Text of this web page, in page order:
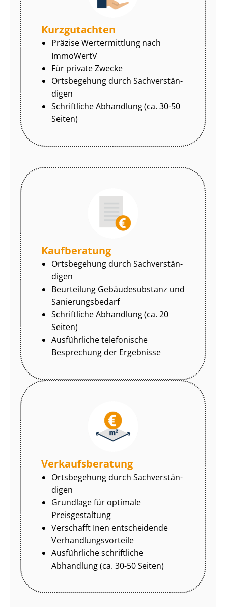
Kurzgutachten
Präzise Wertermittlung nach
ImmoWertV
Für private Zwecke
Ortsbegehung durch Sach­ver­stän­
di­gen
Schriftliche Abhandlung (ca. 30-50
Seiten)
Kaufberatung
Ortsbegehung durch Sach­ver­stän­
di­gen
Beurteilung Gebäudesubstanz und
Sa­nie­rungs­be­darf
Schriftliche Abhandlung (ca. 20
Seiten)
Ausführliche telefonische
Besprechung der Ergebnisse
Ver­kaufs­be­ra­tung
Ortsbegehung durch Sach­ver­stän­
di­gen
Grundlage für optimale
Preisgestaltung
Verschafft Inen entscheidende
Ver­hand­lungs­vor­tei­le
Ausführliche schriftliche
Abhandlung (ca. 30-50 Seiten)